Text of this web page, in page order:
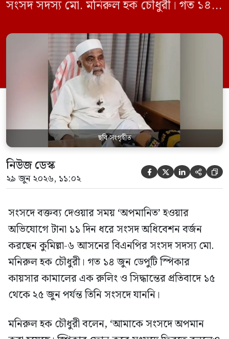
সংসদ সদস্য মো. মনিরুল হক চৌধুরী। গত ১৪
রুলিং ও সিদ্ধান্তের প্রতিবাদে ১৫ থেকে ২৫ জুন
পর্যন্ত তিনি সংসদে যাননি। মনিরুল হক চৌধুরী
বলেন, ‘আমাকে সংসদে অপমান করা হয়েছে।
স্পিকার ফোন […]
ছবি সংগৃহীত
নিউজ ডেস্ক
২৯ জুন ২০২৬, ১১:০২     
সংসদে বক্তব্য দেওয়ার সময় ‘অপমানিত’ হওয়ার
অভিযোগে টানা ১১ দিন ধরে সংসদ অধিবেশন বর্জন
করছেন কুমিল্লা-৬ আসনের বিএনপির সংসদ সদস্য মো.
মনিরুল হক চৌধুরী। গত ১৪ জুন ডেপুটি স্পিকার
কায়সার কামালের এক রুলিং ও সিদ্ধান্তের প্রতিবাদে ১৫
থেকে ২৫ জুন পর্যন্ত তিনি সংসদে যাননি।
মনিরুল হক চৌধুরী বলেন, ‘আমাকে সংসদে অপমান